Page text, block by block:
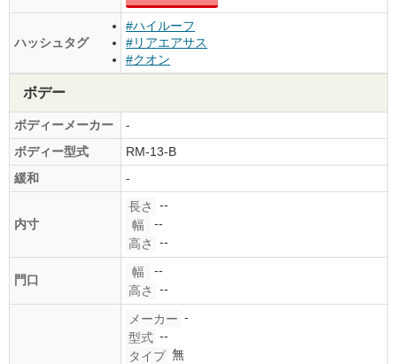
ハッシュタグ
#ハイルーフ
#リアエアサス
#クオン
ボデー
ボディーメーカー
-
ボディー型式
RM-13-B
緩和
-
内寸
長さ
--
幅
--
高さ
--
門口
幅
--
高さ
--
メーカー -
型式 --
タイプ 無